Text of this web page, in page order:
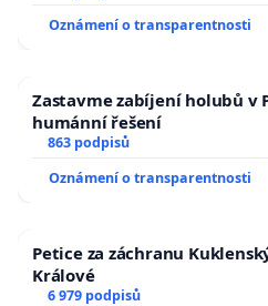
Oznámení o transparentnosti
Zastavme zabíjení holubů v
humánní řešení
863 podpisů
Oznámení o transparentnosti
Petice za záchranu
Králové
6 979 podpisů